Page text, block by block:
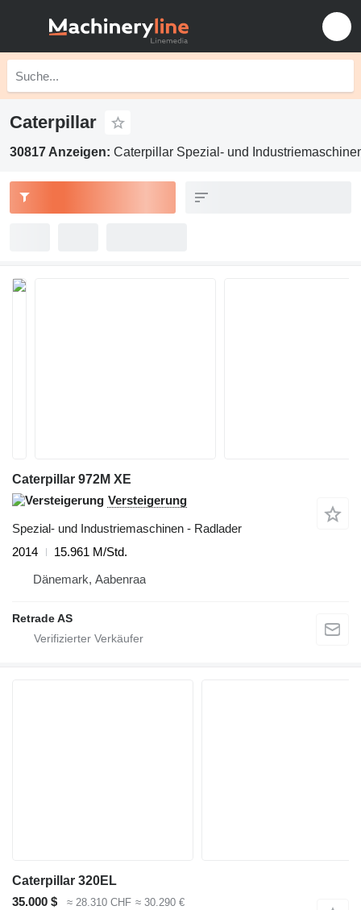
Caterpillar
30817 Anzeigen: Caterpillar Spezial- und
Caterpillar 972M XE
Versteigerung
Spezial- und Industriemaschinen - Radlader
2014
15.961 M/Std.
Dänemark, Aabenraa
Retrade AS
Caterpillar 320EL
35.000 $
≈ 28.310 CHF ≈ 30.290 €